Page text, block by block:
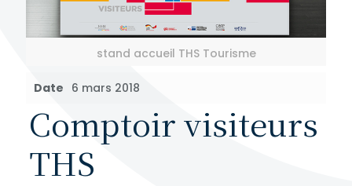
stand accueil THS Tourisme
Date 6 mars 2018
Comptoir visiteurs
THS